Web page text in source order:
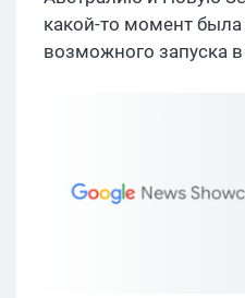
какой-то момент
возможного запуска